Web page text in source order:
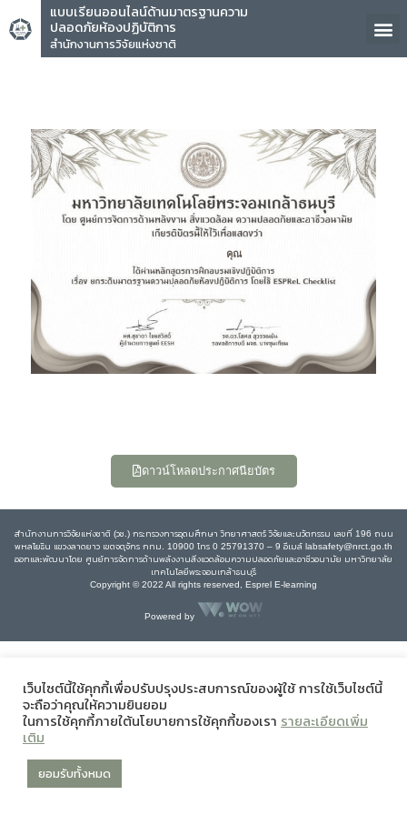
แบบเรียนออนไลน์ด้านมาตรฐานความ
ปลอดภัยห้องปฏิบัติการ
สำนักงานการวิจัยแห่งชาติ
คุณ
ดาวน์โหลดประกาศนียบัตร
สำนักงานการวิจัยแห่งชาติ (วช.) กระทรวงการอุดมศึกษา วิทยาศาสตร์ วิจัยและนวัตกรรม เลขที่ 196 ถนน
พหลโยธิน แขวงลาดยาว เขตจตุจักร กทม. 10900 โทร 0 25791370 – 9 อีเมล์ labsafety@nrct.go.th
ออกและพัฒนาโดย ศูนย์การจัดการด้านพลังงานสิ่งแวดล้อมความปลอดภัยและอาชีวอนามัย มหาวิทยาลัย
เทคโนโลยีพระจอมเกล้าธนบุรี
Copyright © 2022 All rights reserved, Esprel E-learning
Powered by
เว็บไซต์นี้ใช้คุกกี้เพื่อปรับปรุงประสบการณ์ของผู้ใช้ การใช้เว็บไซต์นี้
จะถือว่าคุณให้ความยินยอม
ในการใช้คุกกี้ภายใต้นโยบายการใช้คุกกี้ของเรา รายละเอียดเพิ่ม
เติม
ยอมรับทั้งหมด